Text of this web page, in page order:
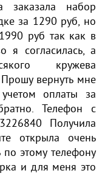
заказала набор
за 1290 руб, но
руб так как в
я согласилась, а
кружева
вернуть мне
оплаты за
Телефон с
Получила
открыла очень
по этому телефону
и для меня это